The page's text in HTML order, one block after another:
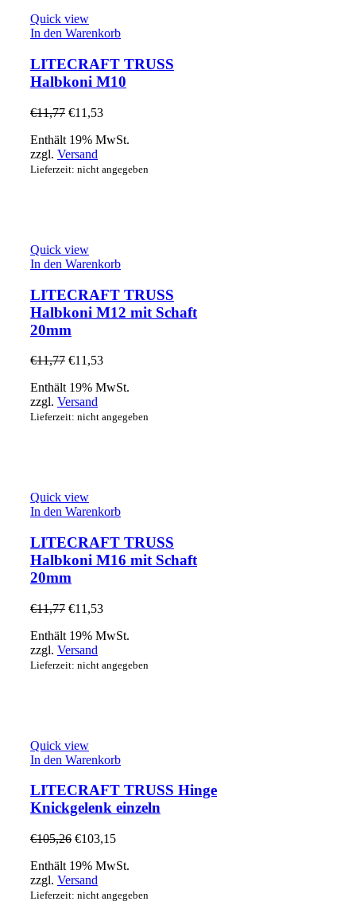
Quick view
In den Warenkorb
LITECRAFT TRUSS
Halbkoni M10
€11,77 €11,53
Enthält 19% MwSt.
zzgl. Versand
Lieferzeit: nicht angegeben
Quick view
In den Warenkorb
LITECRAFT TRUSS
Halbkoni M12 mit Schaft
20mm
€11,77 €11,53
Enthält 19% MwSt.
zzgl. Versand
Lieferzeit: nicht angegeben
Quick view
In den Warenkorb
LITECRAFT TRUSS
Halbkoni M16 mit Schaft
20mm
€11,77 €11,53
Enthält 19% MwSt.
zzgl. Versand
Lieferzeit: nicht angegeben
Quick view
In den Warenkorb
LITECRAFT TRUSS Hinge
Knickgelenk einzeln
€105,26 €103,15
Enthält 19% MwSt.
zzgl. Versand
Lieferzeit: nicht angegeben